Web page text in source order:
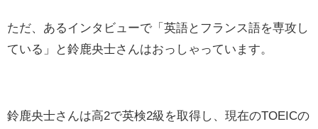
ただ、あるインタビューで「英語とフランス語を専攻し
ている」と鈴鹿央士さんはおっしゃっています。
鈴鹿央士さんは高2で英検2級を取得し、現在のTOEICの